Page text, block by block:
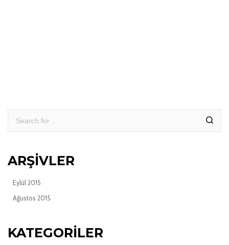
ARŞIVLER
Eylül 2015
Ağustos 2015
KATEGORILER